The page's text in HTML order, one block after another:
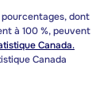
dont
à 100 %,
Canada.
Canada